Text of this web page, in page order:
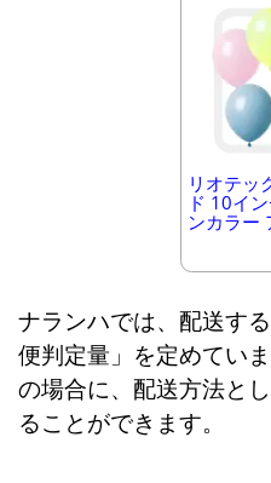
リオテッ
ド 10イ
ンカラー
ナランハでは、配送す
便判定量」を定めてい
の場合に、配送方法と
ることができます。